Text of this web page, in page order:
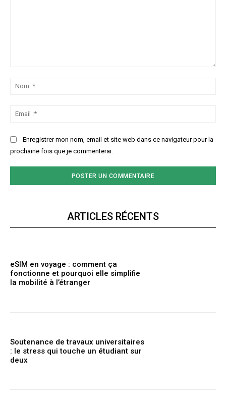
Enregistrer mon nom, email et site web dans ce navigateur pour la
prochaine fois que je commenterai.
ARTICLES RÉCENTS
eSIM en voyage : comment ça
fonctionne et pourquoi elle simplifie
la mobilité à l’étranger
Soutenance de travaux universitaires
: le stress qui touche un étudiant sur
deux